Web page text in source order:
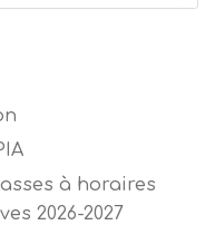
à horaires
2026-2027